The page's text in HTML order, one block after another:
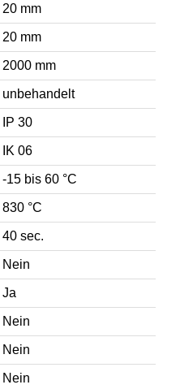
20 mm
20 mm
2000 mm
unbehandelt
IP 30
IK 06
-15 bis 60 °C
830 °C
40 sec.
Nein
Ja
Nein
Nein
Nein